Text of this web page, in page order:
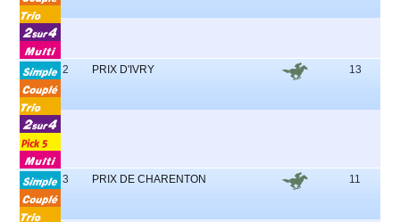
2 PRIX D'IVRY 13
3 PRIX DE CHARENTON 11